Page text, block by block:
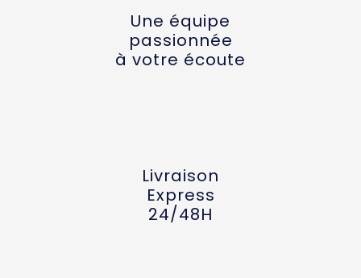
Une équipe
passionnée
à votre écoute
Livraison
Express
24/48H